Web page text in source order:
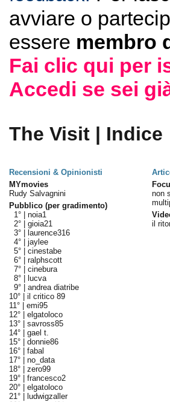
avviare o
essere membro
Fai clic qui per
Accedi se sei
The Visit | Indice
Recensioni & Opinionisti
MYmovies
Rudy Salvagnini
Pubblico (per gradimento)
1° | noia1
2° | gioia21
3° |
laurence316
4° | jaylee
5° | cinestabe
6° | ralphscott
7° | cinebura
8° |
lucva
9° | andrea diatribe
10° | il critico 89
11° | emi95
12° | elgatoloco
13° | savross85
14° | gael t.
15° | donnie86
16° | fabal
17° | no_data
18° | zero99
19° | francesco2
20° | elgatoloco
21° |
ludwigzaller
non
il